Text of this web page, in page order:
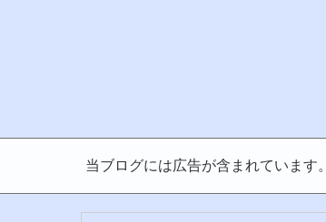
当ブログには広告が含まれています。